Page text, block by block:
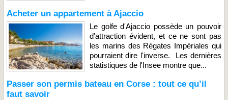
Acheter un appartement à Ajaccio
Le golfe d'Ajaccio possède un pouvoir
d'attraction évident, et ce ne sont pas
les marins des Régates Impériales qui
pourraient dire l'inverse. Les dernières
statistiques de l'Insee montre que...
Passer son permis bateau en Corse : tout ce qu’il
faut savoir